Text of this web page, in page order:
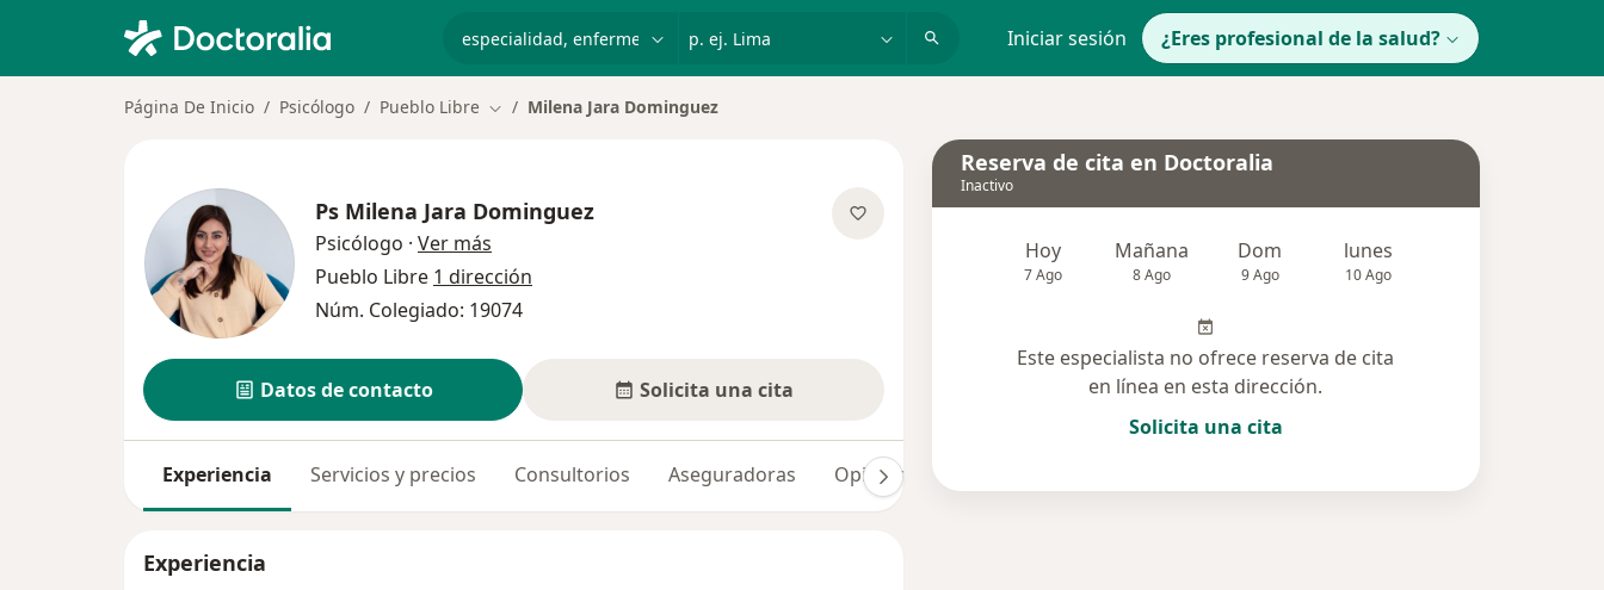
Iniciar sesión ¿Eres profesional de la salud?
Página De Inicio Psicólogo Pueblo Libre Cambiar de ciudad
Milena Jara Dominguez
Ps Milena Jara Dominguez
Psicólogo · Ver más
Pueblo Libre 1 dirección
Núm. Colegiado: 19074
Datos de contacto Solicita una cita
Experiencia Servicios y precios Consultorios Aseguradoras Opiniones
Experiencia
Reserva de cita en Doctoralia
Inactivo
Hoy
7 Ago
Mañana
8 Ago
Dom
9 Ago
lunes
10 Ago
Este especialista no ofrece reserva de cita
en línea en esta dirección.
Solicita una cita